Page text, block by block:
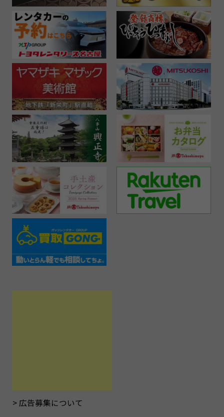
広告募集について